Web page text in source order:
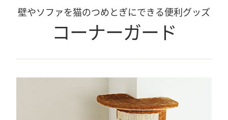
壁やソファを猫のつめとぎにできる便利グッズ
コーナーガード